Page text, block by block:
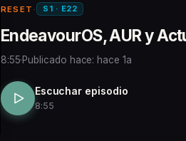
RESET · S1 · E22
EndeavourOS, AUR y
8:55·Publicado hace: hace 1a
Escuchar episodio
8:55